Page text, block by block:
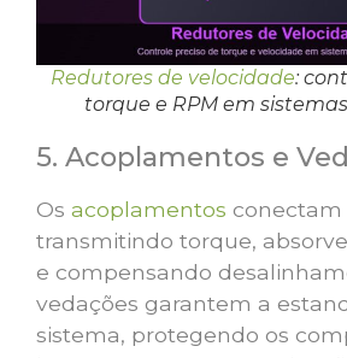
Redutores de velocidade:
torque e RPM em
5. Acoplamentos e
Os acoplamentos conectam
transmitindo torque,
e compensando
vedações garantem a
sistema, protegendo os